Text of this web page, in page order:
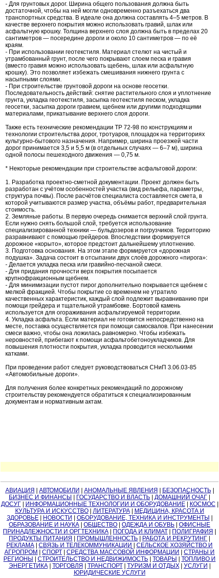
- Для грунтовых дорог. Ширина общего пользования должна быть
достаточной, чтобы на ней могли одновременно разъехаться два
транспортных средства. В идеале она должна составлять 4–5 метров. В
качестве верхнего покрытия можно использовать гравий, шлак или
асфальтную крошку. Толщина верхнего слоя должна быть в пределах 20
сантиметров — посередине дороги и около 10 сантиметров — по её
краям.
- При использовании геотекстиля. Материал стелют на чистый и
утрамбованный грунт, после чего покрывают слоем песка и гравия
(вместо гравия можно использовать щебень, шлак или асфальтную
крошку). Это позволяет избежать смешивания нижнего грунта с
насыпными слоями.
- При строительстве грунтовой дороги на основе геосетки.
Последовательность действий: снятие растительного слоя и уплотнение
грунта, укладка геотекстиля, засыпка геотекстиля песком, укладка
геосетки, засыпка дороги гравием, щебнем или другими подходящими
материалами, прикатывание верхнего слоя дороги.
Также есть технические рекомендации ТР 72-98 по конструкциям и
технологии строительства дорог, тротуаров, площадок на территориях
культурно-бытового назначения. Например, ширина проезжей части
дорог принимается 3,5 и 5,5 м (в отдельных случаях — 6–7 м), ширина
одной полосы пешеходного движения — 0,75 м.
* Некоторые рекомендации при строительстве асфальтовой дороги:
1. Разработка проектно-сметной документации. Проект должен быть
разработан с учётом особенностей участка (вид рельефа, параметры,
структура почвы). После расчётов специалиста составляется смета, в
которой учитываются размер участка, объёмы работ, предварительная
стоимость.
2. Земляные работы. В первую очередь снимается верхний слой грунта.
Если нужно снять большой слой, требуется использование
специализированной техники — бульдозеров и погрузчиков. Территорию
разравнивают с помощью грейдеров. Впоследствии формируется
дорожное «корыто», которое предстоит дальнейшему уплотнению.
3. Подготовка основания. На этом этапе формируется «дорожная
подушка». Задача состоит в отсыпании двух слоёв дорожного «пирога»:
- Делается укладка песка или гравийно-песчаной смеси.
- Для придания прочности верх покрытия посыпается
крупнофракционным щебнем.
- Для минимизации пустот пирог дополнительно покрывается щебнем с
мелкой фракцией. Чтобы покрытие со временем не утратило
качественных характеристик, каждый слой подлежит выравниванию при
помощи грейдера и тщательной утрамбовке. Бортовой камень
используется для огораживания асфальтируемой территории.
4. Укладка асфальта. Если материал не готовится непосредственно на
месте, поставка осуществляется при помощи самосвалов. При нанесении
смеси важно, чтобы она ложилась равномерно. Чтобы избежать
неровностей, прибегают к помощи асфальтобетоноукладчиков. Для
повышения плотности покрытия, укладка проводится несколькими
катками.
При проведении работ следует руководствоваться СНиП 3.06.03-85
«Автомобильные дороги».
Для получения более конкретных рекомендаций по дорожному
строительству рекомендуется обратиться к специализированным
документам и нормативным актам.
АВИАЦИЯ АВТОМОБИЛИ АНОМАЛЬНЫЕ ЯВЛЕНИЯ БЕЗОПАСНОСТЬ|
БИЗНЕС И ФИНАНСЫ
ГОСУДАРСТВО И ВЛАСТЬ ДОМАШНИЙ ОЧАГ
ДОСУГ| ИНФОРМАЦИОННЫЕ ТЕХНОЛОГИИ И ОБОРУДОВАНИЕ| КОСМОС
КУЛЬТУРА И ИСКУССТВО| ЛИТЕРАТУРА|
МЕДИЦИНА, КРАСОТА И
ЗДОРОВЬЕ| НОВОСТИ ОБОРУДОВАНИЕ, ТЕХНИКА И ИНСТРУМЕНТЫ
ОБРАЗОВАНИЕ И НАУКА
ОБЩЕСТВО ОДЕЖДА И ОБУВЬ
ОФИСНЫЕ
ПРИНАДЛЕЖНОСТИ И ОРГТЕХНИКА
ПОГОДА И КЛИМАТ ПОЛИГРАФИЯ
ПРОДУКТЫ ПИТАНИЯ
ПРОМЫШЛЕННОСТЬ РАБОТА И РЕКРУТИНГ
РЕКЛАМА
СВЯЗЬ И ТЕЛЕКОММУНИКАЦИИ
СЕЛЬСКОЕ ХОЗЯЙСТВО И
АГРОПРОМ
СПОРТ СРЕДСТВА МАССОВОЙ ИНФОРМАЦИИ
СТРАНЫ И
РЕГИОНЫ
СТРОИТЕЛЬСТВО И НЕДВИЖИМОСТЬ ТОВАРЫ
ТОПЛИВО И
ЭНЕРГЕТИКА| ТОРГОВЛЯ ТРАНСПОРТ| ТУРИЗМ И ОТДЫХ| УСЛУГИ
ЮРИДИЧЕСКИЕ УСЛУГИ